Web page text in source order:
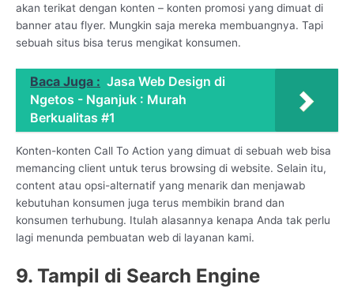
akan terikat dengan konten – konten promosi yang dimuat di
banner atau flyer. Mungkin saja mereka membuangnya. Tapi
sebuah situs bisa terus mengikat konsumen.
Baca Juga : Jasa Web Design di
Ngetos - Nganjuk : Murah
Berkualitas #1
Konten-konten Call To Action yang dimuat di sebuah web bisa
memancing client untuk terus browsing di website. Selain itu,
content atau opsi-alternatif yang menarik dan menjawab
kebutuhan konsumen juga terus membikin brand dan
konsumen terhubung. Itulah alasannya kenapa Anda tak perlu
lagi menunda pembuatan web di layanan kami.
9. Tampil di Search Engine
CS Lenteraweb
Online